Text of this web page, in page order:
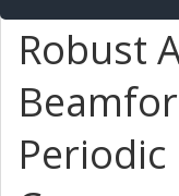
Robust
Periodic